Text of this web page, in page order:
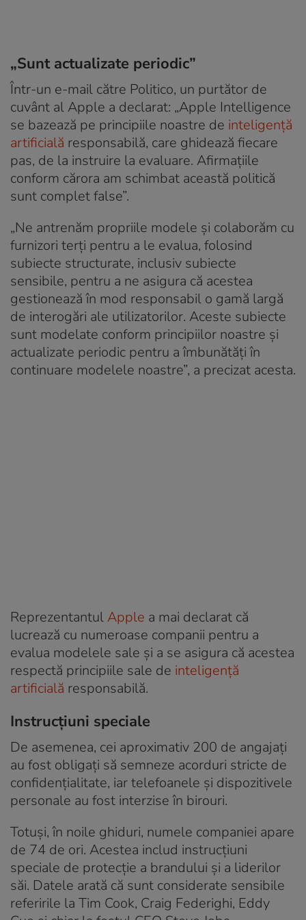
„Sunt actualizate periodic”
Într-un e-mail către Politico, un purtător de
cuvânt al Apple a declarat: „Apple Intelligence
se bazează pe principiile noastre de inteligență
artificială responsabilă, care ghidează fiecare
pas, de la instruire la evaluare. Afirmațiile
conform cărora am schimbat această politică
sunt complet false”.
„Ne antrenăm propriile modele și colaborăm cu
furnizori terți pentru a le evalua, folosind
subiecte structurate, inclusiv subiecte
sensibile, pentru a ne asigura că acestea
gestionează în mod responsabil o gamă largă
de interogări ale utilizatorilor. Aceste subiecte
sunt modelate conform principiilor noastre și
actualizate periodic pentru a îmbunătăți în
continuare modelele noastre”, a precizat acesta.
ReprezentantulApple a mai declarat că
lucrează cu numeroase companii pentru a
evalua modelele sale și a se asigura că acestea
respectă principiile sale de inteligență
artificială responsabilă.
Instrucțiuni speciale
De asemenea, cei aproximativ 200 de angajați
au fost obligați să semneze acorduri stricte de
confidențialitate, iar telefoanele și dispozitivele
personale au fost interzise în birouri.
Totuși, în noile ghiduri, numele companiei apare
de 74 de ori. Acestea includ instrucțiuni
speciale de protecție a brandului și a liderilor
săi. Datele arată că sunt considerate sensibile
referirile la Tim Cook, Craig Federighi, Eddy